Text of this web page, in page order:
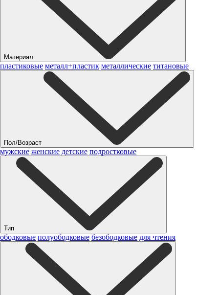
Материал
пластиковые металл+пластик металлические титановые
Пол/Возраст
мужские женские детские подростковые
Тип
ободковые полуободковые безободковые для чтения